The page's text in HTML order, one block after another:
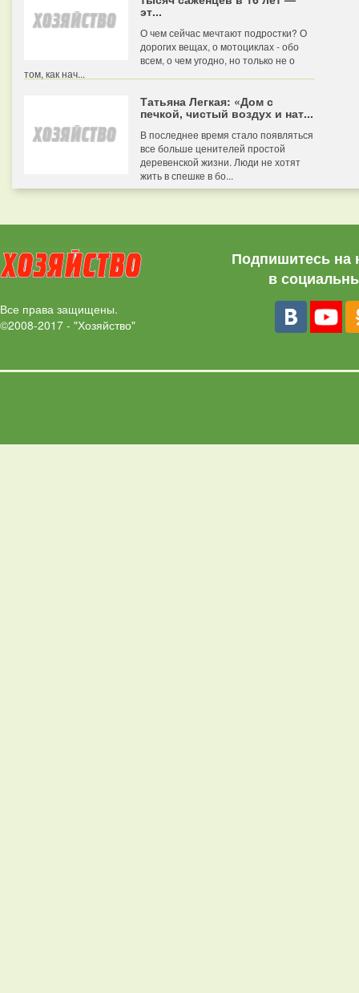
эт...
О чем сейчас мечтают подростки? О
дорогих вещах, о мотоциклах - обо
всем, о чем угодно, но только не о
том, как нач...
Татьяна Легкая: «Дом с
печкой, чистый воздух и нат...
В последнее время стало появляться
все больше ценителей простой
деревенской жизни. Люди не хотят
жить в спешке в бо...
Все права защищены.
©2008-2017 - "Хозяйство"
Подпишитесь на
в